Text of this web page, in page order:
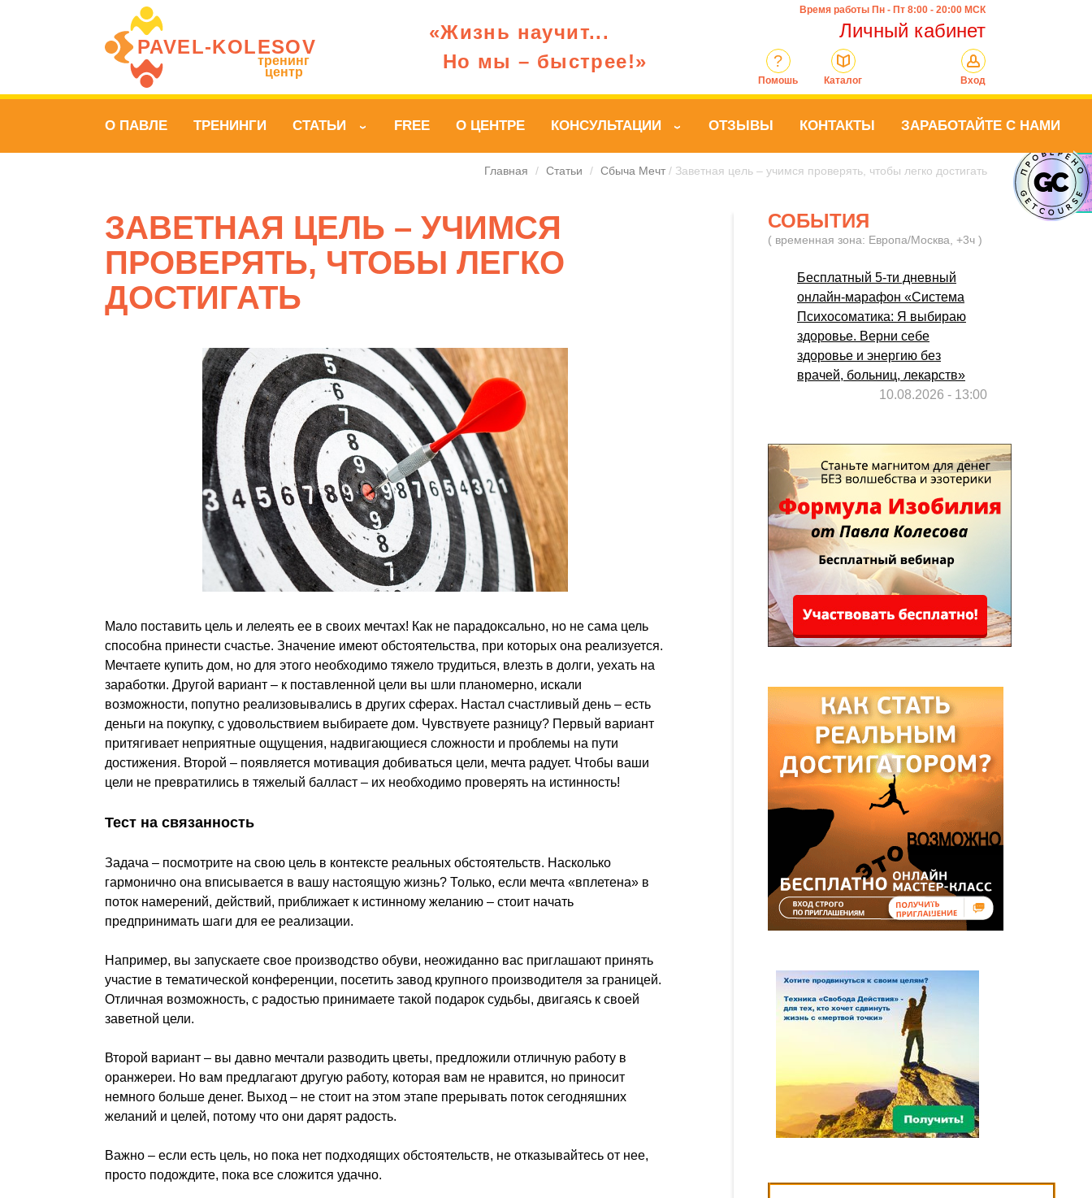
PAVEL‑KOLESOV
тренинг
центр
«Жизнь научит...
Но мы – быстрее!»
Время работы Пн - Пт 8:00 - 20:00 МСК
Личный кабинет
?
Помошь Каталог Вход
О ПАВЛЕ ТРЕНИНГИ СТАТЬИ › FREE О ЦЕНТРЕ КОНСУЛЬТАЦИИ › ОТЗЫВЫ КОНТАКТЫ ЗАРАБОТАЙТЕ С НАМИ
Главная / Статьи / Сбыча Мечт / Заветная цель – учимся проверять, чтобы легко достигать
ЗАВЕТНАЯ ЦЕЛЬ – УЧИМСЯ
ПРОВЕРЯТЬ, ЧТОБЫ ЛЕГКО
ДОСТИГАТЬ
Мало поставить цель и лелеять ее в своих мечтах! Как не парадоксально, но не сама цель
способна принести счастье. Значение имеют обстоятельства, при которых она реализуется.
Мечтаете купить дом, но для этого необходимо тяжело трудиться, влезть в долги, уехать на
заработки. Другой вариант – к поставленной цели вы шли планомерно, искали
возможности, попутно реализовывались в других сферах. Настал счастливый день – есть
деньги на покупку, с удовольствием выбираете дом. Чувствуете разницу? Первый вариант
притягивает неприятные ощущения, надвигающиеся сложности и проблемы на пути
достижения. Второй – появляется мотивация добиваться цели, мечта радует. Чтобы ваши
цели не превратились в тяжелый балласт – их необходимо проверять на истинность!
Тест на связанность
Задача – посмотрите на свою цель в контексте реальных обстоятельств. Насколько
гармонично она вписывается в вашу настоящую жизнь? Только, если мечта «вплетена» в
поток намерений, действий, приближает к истинному желанию – стоит начать
предпринимать шаги для ее реализации.
Например, вы запускаете свое производство обуви, неожиданно вас приглашают принять
участие в тематической конференции, посетить завод крупного производителя за границей.
Отличная возможность, с радостью принимаете такой подарок судьбы, двигаясь к своей
заветной цели.
Второй вариант – вы давно мечтали разводить цветы, предложили отличную работу в
оранжереи. Но вам предлагают другую работу, которая вам не нравится, но приносит
немного больше денег. Выход – не стоит на этом этапе прерывать поток сегодняшних
желаний и целей, потому что они дарят радость.
Важно – если есть цель, но пока нет подходящих обстоятельств, не отказывайтесь от нее,
просто подождите, пока все сложится удачно.
СОБЫТИЯ
( временная зона: Европа/Москва, +3ч )
Бесплатный 5-ти дневный
онлайн-марафон «Система
Психосоматика: Я выбираю
здоровье. Верни себе
здоровье и энергию без
врачей, больниц, лекарств»
10.08.2026 - 13:00